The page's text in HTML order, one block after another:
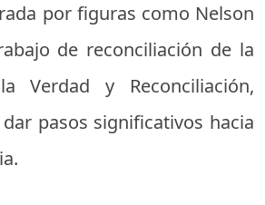
por figuras como Nelson
de reconciliación de la
Verdad y Reconciliación,
pasos significativos hacia